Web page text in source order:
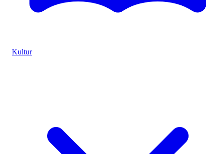
Kultur